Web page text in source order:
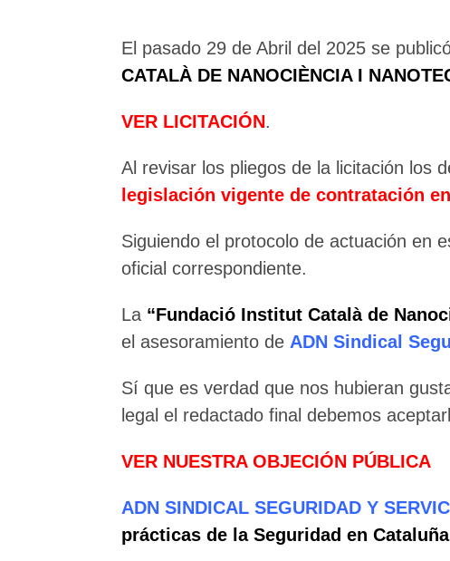
El pasado 29 de Abril del 2025 se
CATALÀ DE NANOCIÈNCIA I
VER LICITACIÓN.
Al revisar los pliegos de la licitación los
legislación vigente de contratación
Siguiendo el protocolo de actuación en
oficial correspondiente.
La “Fundació Institut Català de
el asesoramiento de ADN Sindical
Sí que es verdad que nos hubieran
legal el redactado final debemos
VER NUESTRA OBJECIÓN PÚBLICA
ADN SINDICAL SEGURIDAD Y
prácticas de la Seguridad en